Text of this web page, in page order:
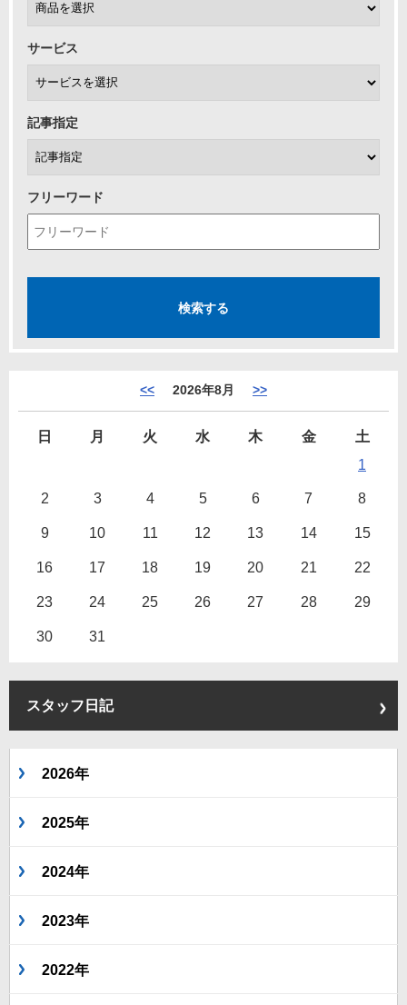
サービス
記事指定
フリーワード
<< 2026年8月 >>
日 月 火 水 木 金
土
1
2 3 4 5 6 7 8
9 10 11 12 13 14 15
16 17 18 19 20 21 22
23 24 25 26 27 28 29
30 31
スタッフ日記
2026年
2025年
2024年
2023年
2022年